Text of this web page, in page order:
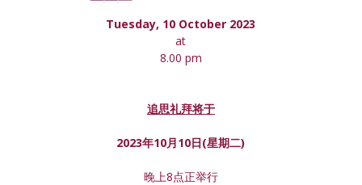
Tuesday, 10 October 2023
at
8.00 pm
追思礼拜将于
2023年10月10日(星期二)
晚上8点正举行